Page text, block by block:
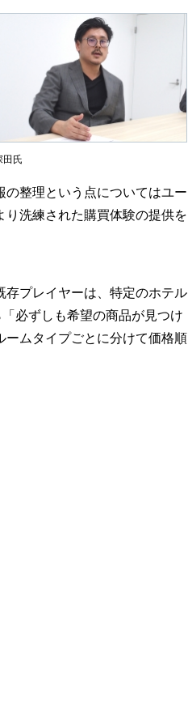
田氏
の整理という点についてはユー
洗練された購買体験の提供を
プレイヤーは、特定のホテル
必ずしも希望の商品が見つけ
ームタイプごとに分けて価格順